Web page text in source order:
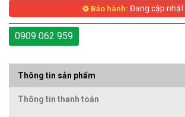
Bảo hành: Đang cập nhật
0909 062 959
Thông tin sản phẩm
Thông tin thanh toán